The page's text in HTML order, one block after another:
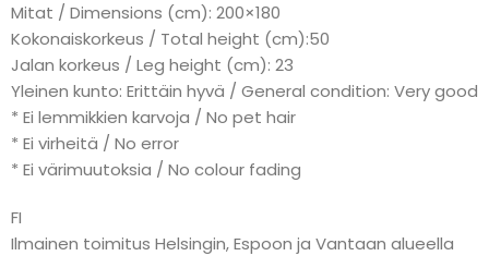
Mitat / Dimensions (cm): 200×180
Kokonaiskorkeus / Total height (cm):50
Jalan korkeus / Leg height (cm): 23
Yleinen kunto: Erittäin hyvä / General condition: Very good
* Ei lemmikkien karvoja / No pet hair
* Ei virheitä / No error
* Ei värimuutoksia / No colour fading
FI
Ilmainen toimitus Helsingin, Espoon ja Vantaan alueella